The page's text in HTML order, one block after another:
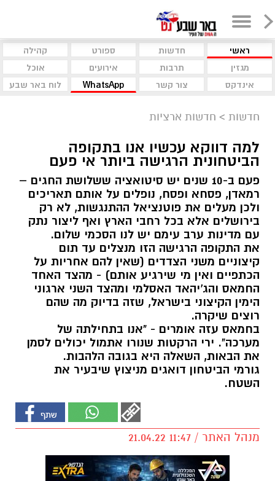
ראשי חדשות ספורט
קהילה
מגזין
תרבות אירועים
אוכל
אינדקס
צור קשר WhatsApp לוח באר שבע
חדשות > חדשות ארציות
למה דווקא עכשיו אנו בתקופה
הביטחונית הרגישה ביותר אי פעם
פעם ב-10 שנים יש סיטואציה ששלושת החגים –
רמאדן, פסחא ופסח, נופלים על אותם תאריכים
ולכן מעלים את פוטנציאל ההתנגשות, לא רק
בירושלים אלא בכל רחבי הארץ ואף ליצור נתק
עם מדינות ערב עימם יש לנו הסכמי שלום.
את התקופה הרגישה הזו מנצלים עד תום
קיצוניים משני הצדדים (שאין להם אחריות על
הכתפיים ואין מי שירגיע אותם) - מהצד האחד
החמאס והג'יהאד האסלמי ומהצד השני ארגוני
הימין הקיצוני בישראל, שזה בדיוק מה שהם
רוצים שיקרה.
בחמאס עזה אומרים - "אנו בתחילתה של
מערכה". ירי הרקטות שנורו אתמול יכולים לסמן
את הבאות, השאלה היא בגובה הלהבות.
גורמי הביטחון דואגים מניצוץ שיבעיר את
השטח.
מנהל האתר / 11:47 21.04.22